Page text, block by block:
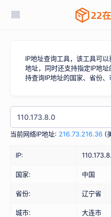
IP地址查询工具，该工具可
地址，同时还支持指定IP地
持查询IP地址的国家、省份、
当前网络IP地址: 216.73.216.36 (
IP:
国家: 中国
省份: 辽宁省
城市: 大连市